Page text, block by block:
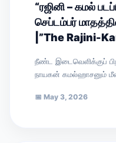
“ரஜினி – கமல்
செப்டம்பர்
|”The Rajini-
Menon.
நீண்ட இடைவெளிக்குப்
நாயகன் கமல்ஹாசனும்
சமீபத்தில்…
📅 May 3, 2026